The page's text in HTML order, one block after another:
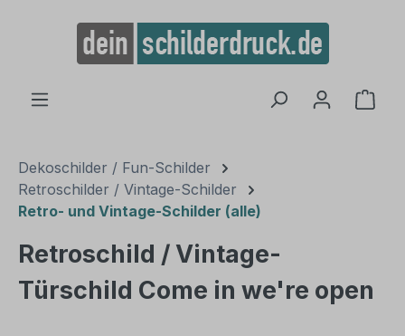
springen
Dekoschilder / Fun-Schilder
Retroschilder / Vintage-Schilder
Retro- und Vintage-Schilder (alle)
Retroschild / Vintage-
Türschild Come in we're open